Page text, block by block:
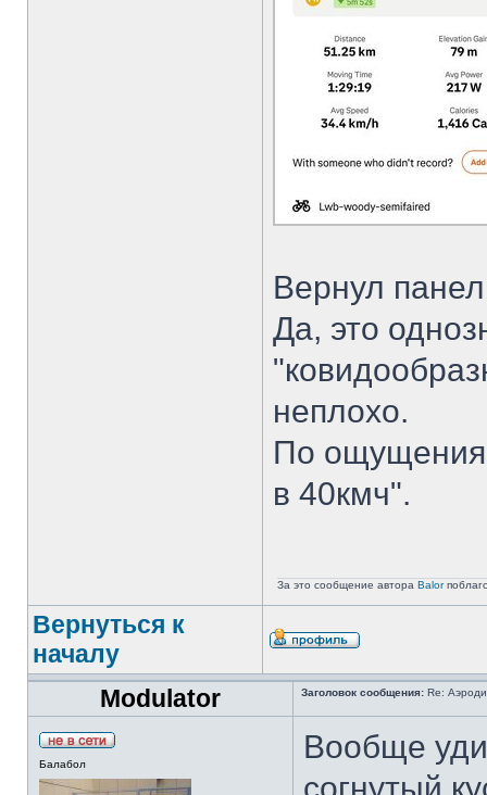
Вернул
Да, это
неплохо.
По
в 40кмч".
За это сообщение автора Balor
Вернуться к
началу
Modulator
Заголовок сообщения: Re:
Балабол
Вообще